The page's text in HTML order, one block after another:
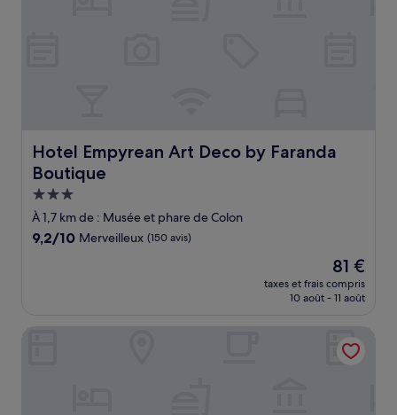
Hotel Empyrean Art Deco by Faranda
Boutique
Hotel Empyrean Art Deco by Faranda Boutique
Hébergement
3.0 étoiles
À 1,7 km de : Musée et phare de Colon
9.2
9,2/10 Merveilleux (150 avis)
Le
nouveau
prix
de
81 €
81 €
taxes et frais compris
10 août - 11 août